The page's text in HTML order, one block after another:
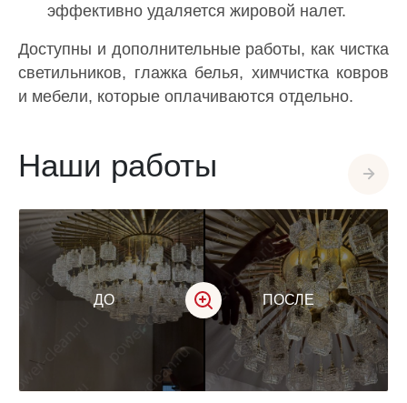
эффективно удаляется жировой налет.
Доступны и дополнительные работы, как чистка
светильников, глажка белья, химчистка ковров
и мебели, которые оплачиваются отдельно.
Наши работы
ДО ПОСЛЕ